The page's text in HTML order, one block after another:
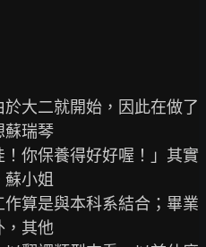
大二就開始，因此在做了
蘇瑞琴
你保養得好好喔！」其實
小姐
算是與本科系結合；畢業
，其他